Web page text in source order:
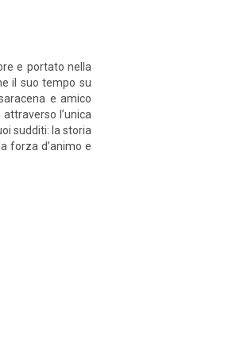
e portato nella
il suo tempo su
e amico
l’unica
sudditi: la storia
forza d’animo e